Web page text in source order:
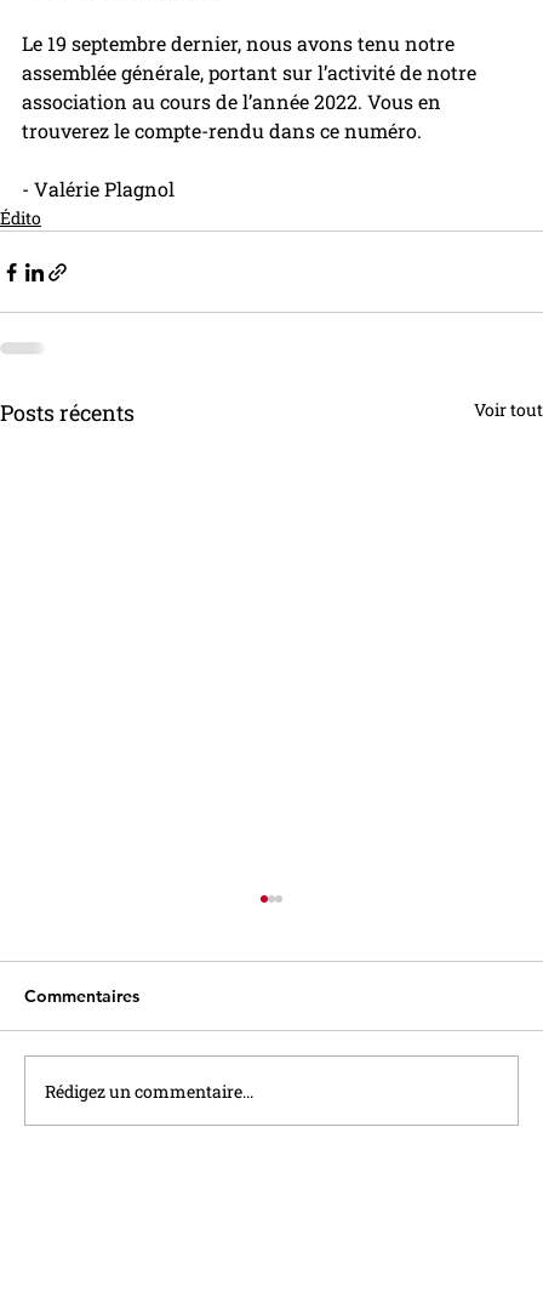
Le 19 septembre dernier, nous avons tenu notre
assemblée générale, portant sur l’activité de notre
association au cours de l’année 2022. Vous en
trouverez le compte-rendu dans ce numéro.
- Valérie Plagnol
Édito
Posts récents Voir tout
Commentaires
Rédigez un commentaire...